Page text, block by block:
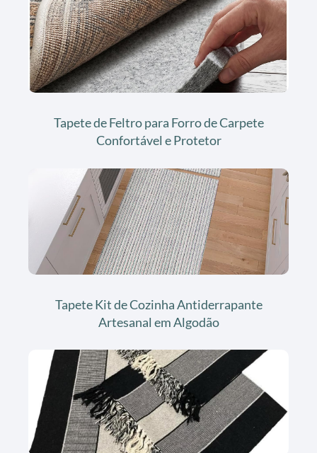
Tapete de Feltro para Forro de Carpete
Confortável e Protetor
Tapete Kit de Cozinha Antiderrapante
Artesanal em Algodão